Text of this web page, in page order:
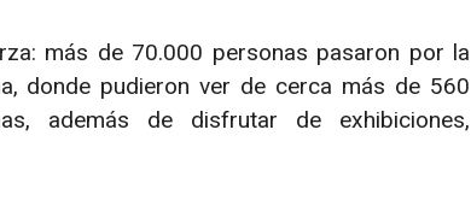
más de 70.000 personas pasaron por la
donde pudieron ver de cerca más de 560
además de disfrutar de exhibiciones,